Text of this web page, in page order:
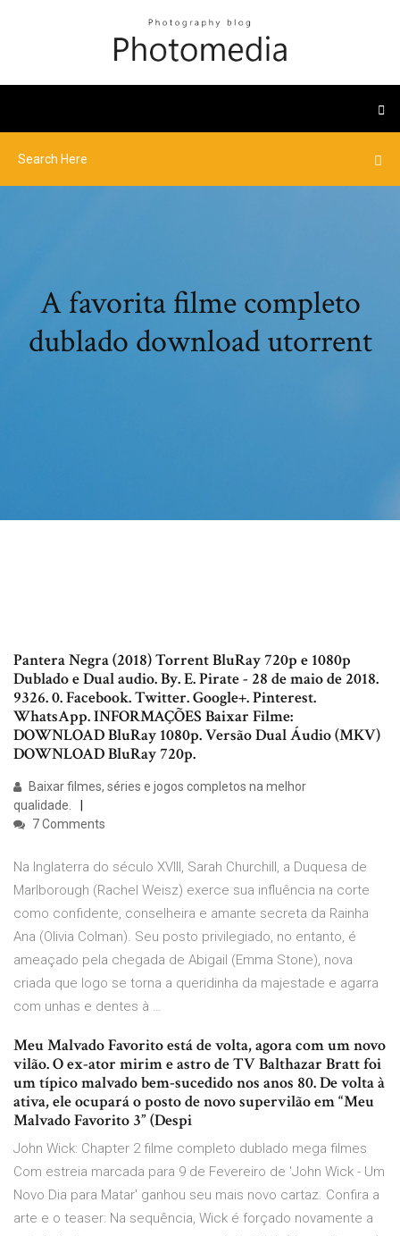
A favorita filme completo
dublado download utorrent
Pantera Negra (2018) Torrent BluRay 720p e 1080p
Dublado e Dual audio. By. E. Pirate - 28 de maio de 2018.
9326. 0. Facebook. Twitter. Google+. Pinterest.
WhatsApp. INFORMAÇÕES Baixar Filme:
DOWNLOAD BluRay 1080p. Versão Dual Áudio (MKV)
DOWNLOAD BluRay 720p.
Baixar filmes, séries e jogos completos na melhor
qualidade.
7 Comments
Na Inglaterra do século XVIII, Sarah Churchill, a Duquesa de
Marlborough (Rachel Weisz) exerce sua influência na corte
como confidente, conselheira e amante secreta da Rainha
Ana (Olivia Colman). Seu posto privilegiado, no entanto, é
ameaçado pela chegada de Abigail (Emma Stone), nova
criada que logo se torna a queridinha da majestade e agarra
com unhas e dentes à …
Meu Malvado Favorito está de volta, agora com um novo
vilão. O ex-ator mirim e astro de TV Balthazar Bratt foi
um típico malvado bem-sucedido nos anos 80. De volta à
ativa, ele ocupará o posto de novo supervilão em “Meu
Malvado Favorito 3” (Despi
John Wick: Chapter 2 filme completo dublado mega filmes
Com estreia marcada para 9 de Fevereiro de 'John Wick - Um
Novo Dia para Matar' ganhou seu mais novo cartaz. Confira a
arte e o teaser: Na sequência, Wick é forçado novamente a